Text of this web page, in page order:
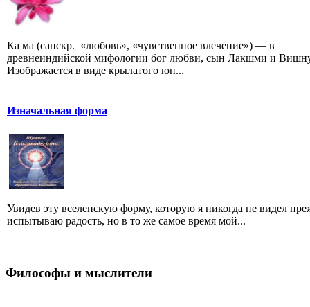
Ка ма (санскр. «любовь», «чувственное влечение») — в
древнеиндийской мифологии бог любви, сын Лакшми и
Изображается в виде крылатого юн...
Изначальная форма
Увидев эту вселенскую форму, которую я никогда не видел
испытываю радость, но в то же самое время мой...
Философы и мыслители